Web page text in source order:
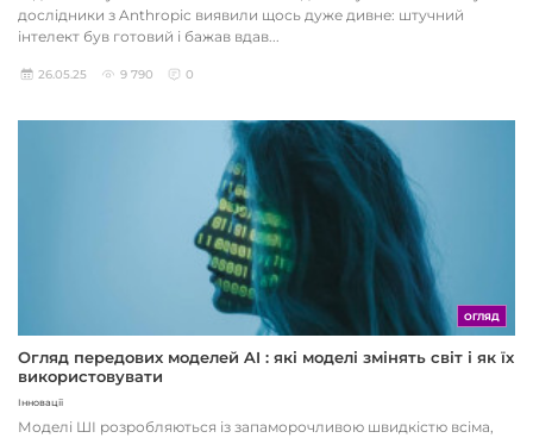
дослідники з Anthropic виявили щось дуже дивне: штучний
інтелект був готовий і бажав вдав...
26.05.25 9 790 0
ОГЛЯД
Огляд передових моделей AI : які моделі змінять світ і як їх
використовувати
Інновації
Моделі ШІ розробляються із запаморочливою швидкістю всіма,